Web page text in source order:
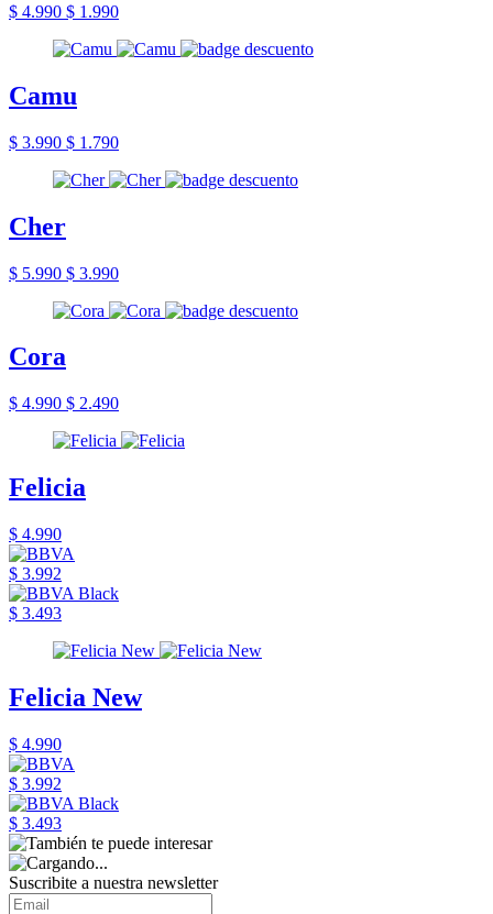
$ 4.990 $ 1.990
Camu
$ 3.990 $ 1.790
Cher
$ 5.990 $ 3.990
Cora
$ 4.990 $ 2.490
Felicia
$ 4.990
$ 3.992
$ 3.493
Felicia New
$ 4.990
$ 3.992
$ 3.493
Suscribite a nuestra newsletter